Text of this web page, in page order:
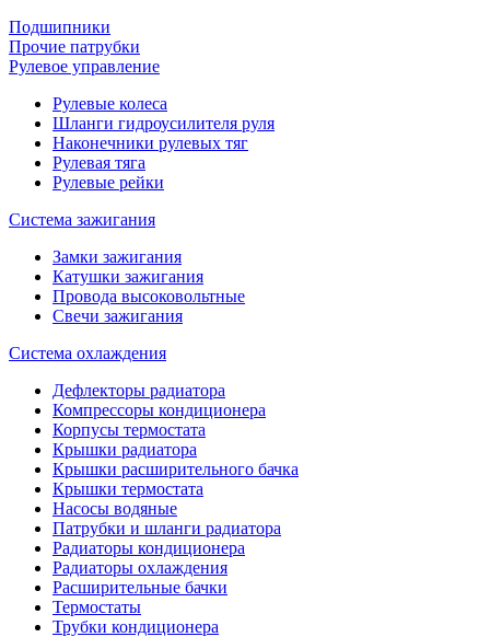
Подшипники
Прочие патрубки
Рулевое управление
Рулевые колеса
Шланги гидроусилителя руля
Наконечники рулевых тяг
Рулевая тяга
Рулевые рейки
Система зажигания
Замки зажигания
Катушки зажигания
Провода высоковольтные
Свечи зажигания
Система охлаждения
Дефлекторы радиатора
Компрессоры кондиционера
Корпусы термостата
Крышки радиатора
Крышки расширительного бачка
Крышки термостата
Насосы водяные
Патрубки и шланги радиатора
Радиаторы кондиционера
Радиаторы охлаждения
Расширительные бачки
Термостаты
Трубки кондиционера